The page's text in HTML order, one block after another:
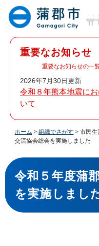
重要なお知らせ
2026年7月30日更新
令和８年熊本地震に
いて
重要なお知らせの一
ホーム > 組織でさがす > 市民生
交流協会総会を実施しました
本
文
令和５年度蒲
を実施しまし